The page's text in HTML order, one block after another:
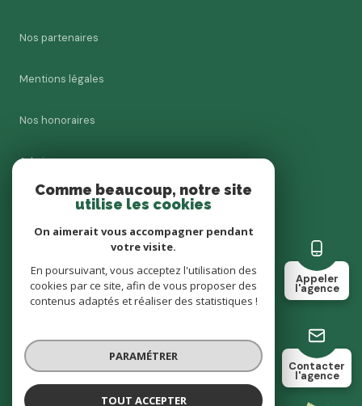
Appeler
l'agence
Contacter
l'agence
Nos partenaires
Mentions légales
Nos honoraires
Admin
Charte RGPD
Cookies
© 2026 | Tous droits réservés
Réalisé par
Comme beaucoup, notre site
utilise les cookies
On aimerait vous accompagner pendant
votre visite.
En poursuivant, vous acceptez l'utilisation des
cookies par ce site, afin de vous proposer des
contenus adaptés et réaliser des statistiques !
PARAMÉTRER
TOUT ACCEPTER